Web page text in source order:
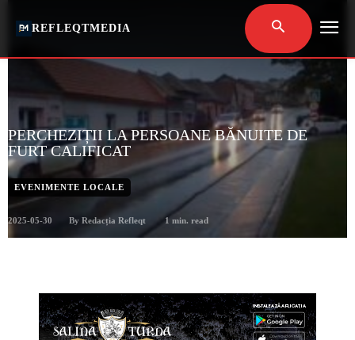
REFLEQTMEDIA
PERCHEZIȚII LA PERSOANE BĂNUITE DE
FURT CALIFICAT
EVENIMENTE LOCALE
2025-05-30 By Redacția Refleqt 1 min. read